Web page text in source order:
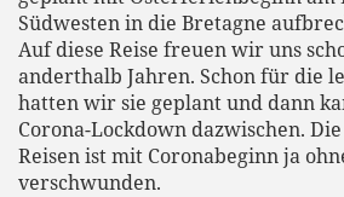
Südwesten in die Bretagne
Auf diese Reise freuen wir uns
anderthalb Jahren. Schon für die
hatten wir sie geplant und dann
Corona-Lockdown dazwischen.
Reisen ist mit Coronabeginn ja
verschwunden.